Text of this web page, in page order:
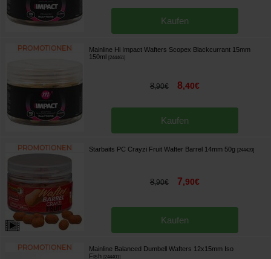
Kaufen
Mainline Hi Impact Wafters Scopex Blackcurrant 15mm
150ml [244461]
8,90€ 8,40€
Kaufen
Starbaits PC Crayzi Fruit Wafter Barrel 14mm 50g [244420]
8,90€ 7,90€
Kaufen
Mainline Balanced Dumbell Wafters 12x15mm Iso
Fish [244401]